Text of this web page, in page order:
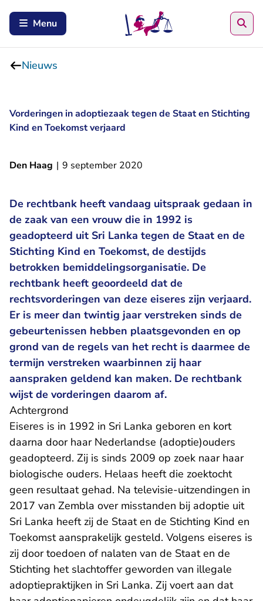
Menu
Nieuws
Vorderingen in adoptiezaak tegen de Staat en Stichting
Kind en Toekomst verjaard
Den Haag | 9 september 2020
De rechtbank heeft vandaag uitspraak gedaan in
de zaak van een vrouw die in 1992 is
geadopteerd uit Sri Lanka tegen de Staat en de
Stichting Kind en Toekomst, de destijds
betrokken bemiddelingsorganisatie. De
rechtbank heeft geoordeeld dat de
rechtsvorderingen van deze eiseres zijn verjaard.
Er is meer dan twintig jaar verstreken sinds de
gebeurtenissen hebben plaatsgevonden en op
grond van de regels van het recht is daarmee de
termijn verstreken waarbinnen zij haar
aanspraken geldend kan maken. De rechtbank
wijst de vorderingen daarom af.
​Achtergrond
Eiseres is in 1992 in Sri Lanka geboren en kort
daarna door haar Nederlandse (adoptie)ouders
geadopteerd. Zij is sinds 2009 op zoek naar haar
biologische ouders. Helaas heeft die zoektocht
geen resultaat gehad. Na televisie-uitzendingen in
2017 van Zembla over misstanden bij adoptie uit
Sri Lanka heeft zij de Staat en de Stichting Kind en
Toekomst aansprakelijk gesteld. Volgens eiseres is
zij door toedoen of nalaten van de Staat en de
Stichting het slachtoffer geworden van illegale
adoptiepraktijken in Sri Lanka. Zij voert aan dat